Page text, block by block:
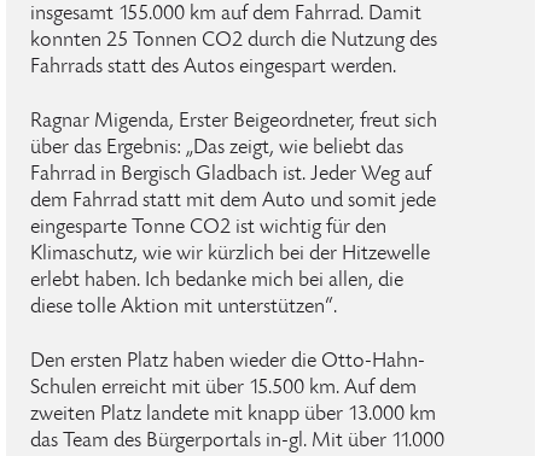
insgesamt 155.000 km auf dem Fahrrad. Damit
konnten 25 Tonnen CO2 durch die Nutzung des
Fahrrads statt des Autos eingespart werden.
Ragnar Migenda, Erster Beigeordneter, freut sich
über das Ergebnis: „Das zeigt, wie beliebt das
Fahrrad in Bergisch Gladbach ist. Jeder Weg auf
dem Fahrrad statt mit dem Auto und somit jede
eingesparte Tonne CO2 ist wichtig für den
Klimaschutz, wie wir kürzlich bei der Hitzewelle
erlebt haben. Ich bedanke mich bei allen, die
diese tolle Aktion mit unterstützen“.
Den ersten Platz haben wieder die Otto-Hahn-
Schulen erreicht mit über 15.500 km. Auf dem
zweiten Platz landete mit knapp über 13.000 km
das Team des Bürgerportals in-gl. Mit über 11.000